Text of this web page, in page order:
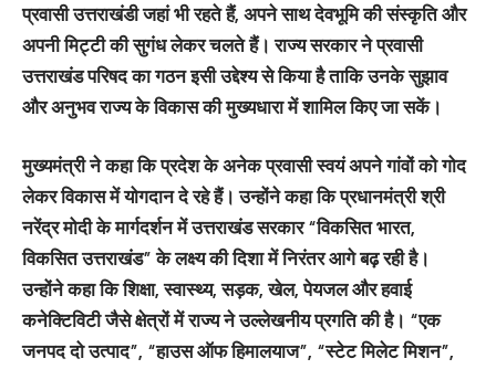
प्रवासी उत्तराखंडी जहां भी रहते हैं, अपने साथ देवभूमि की संस्कृति और
अपनी मिट्टी की सुगंध लेकर चलते हैं। राज्य सरकार ने प्रवासी
उत्तराखंड परिषद का गठन इसी उद्देश्य से किया है ताकि उनके सुझाव
और अनुभव राज्य के विकास की मुख्यधारा में शामिल किए जा सकें।
मुख्यमंत्री ने कहा कि प्रदेश के अनेक प्रवासी स्वयं अपने गांवों को गोद
लेकर विकास में योगदान दे रहे हैं। उन्होंने कहा कि प्रधानमंत्री श्री
नरेंद्र मोदी के मार्गदर्शन में उत्तराखंड सरकार “विकसित भारत,
विकसित उत्तराखंड” के लक्ष्य की दिशा में निरंतर आगे बढ़ रही है।
उन्होंने कहा कि शिक्षा, स्वास्थ्य, सड़क, खेल, पेयजल और हवाई
कनेक्टिविटी जैसे क्षेत्रों में राज्य ने उल्लेखनीय प्रगति की है। “एक
जनपद दो उत्पाद”, “हाउस ऑफ हिमालयाज”, “स्टेट मिलेट मिशन”,